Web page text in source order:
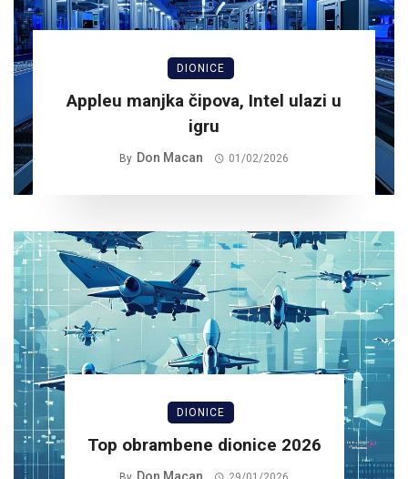
DIONICE
Appleu manjka čipova, Intel ulazi u
igru
By Don Macan 01/02/2026
DIONICE
Top obrambene dionice 2026